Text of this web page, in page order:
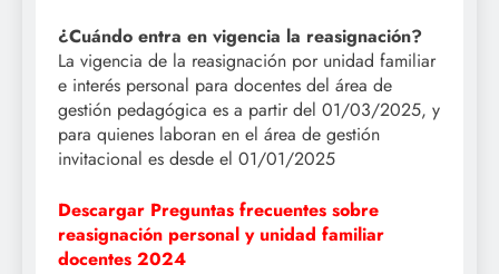
¿Cuándo entra en vigencia la reasignación?
La vigencia de la reasignación por unidad familiar
e interés personal para docentes del área de
gestión pedagógica es a partir del 01/03/2025, y
para quienes laboran en el área de gestión
invitacional es desde el 01/01/2025
Descargar Preguntas frecuentes sobre
reasignación personal y unidad familiar
docentes 2024